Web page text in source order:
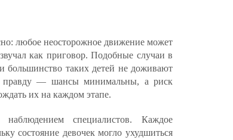
любое неосторожное движение может
как приговор. Подобные случаи в
большинство таких детей не доживают
правду — шансы минимальны, а риск
их на каждом этапе.
специалистов. Каждое
состояние девочек могло ухудшиться